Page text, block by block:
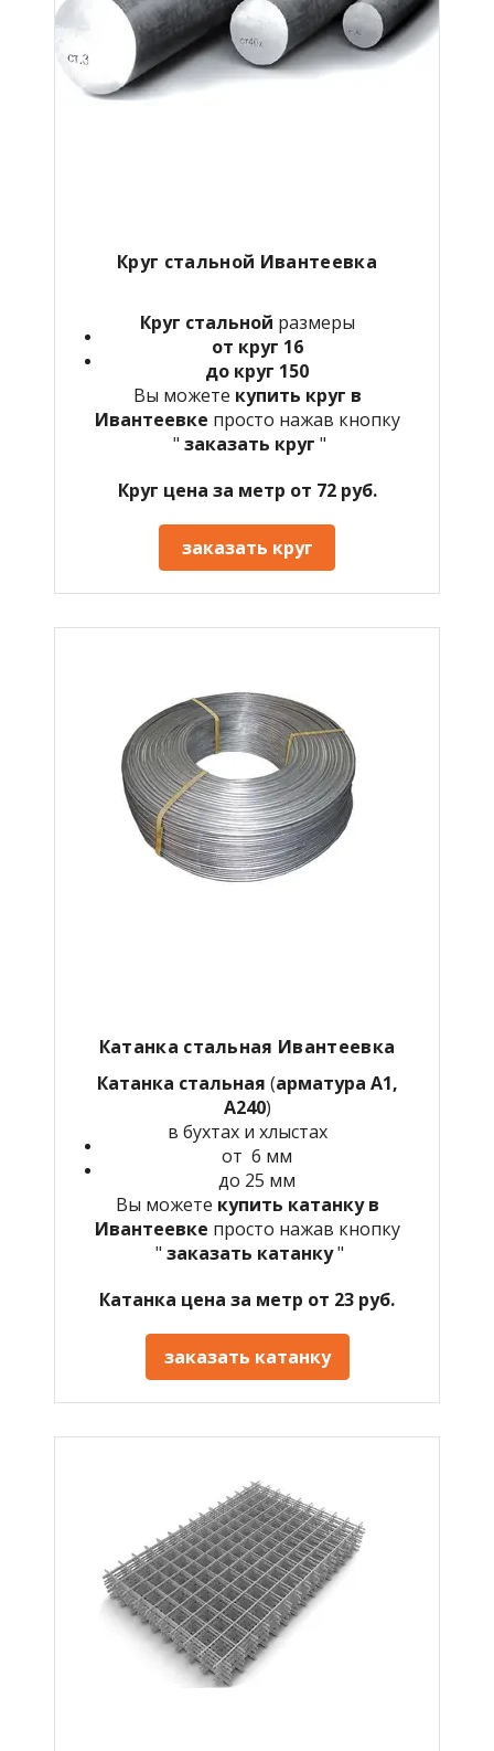
Круг стальной Ивантеевка
Круг стальной размеры
от круг 16
до круг 150
Вы можете купить круг в
Ивантеевке просто нажав кнопку
" заказать круг "
Круг цена за метр от 72 руб.
заказать круг
Катанка стальная Ивантеевка
Катанка стальная (арматура А1,
А240)
в бухтах и хлыстах
от 6 мм
до 25 мм
Вы можете купить катанку в
Ивантеевке просто нажав кнопку
" заказать катанку"
Катанка цена за метр от 23 руб.
заказать катанку